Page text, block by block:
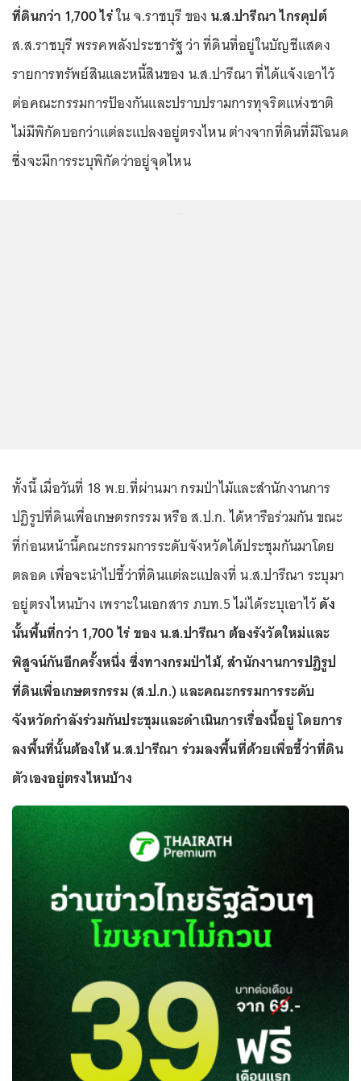
ที่ดินกว่า 1,700 ไร่ใน จ.ราชบุรี ของ น.ส.ปารีณา ไกรคุปต์
ส.ส.ราชบุรี พรรคพลังประชารัฐ ว่า ที่ดินที่อยู่ในบัญชีแสดง
รายการทรัพย์สินและหนี้สินของ น.ส.ปารีณา ที่ได้แจ้งเอาไว้
ต่อคณะกรรมการป้องกันและปราบปรามการทุจริตแห่งชาติ
ไม่มีพิกัดบอกว่าแต่ละแปลงอยู่ตรงไหน ต่างจากที่ดินที่มีโฉนด
ซึ่งจะมีการระบุพิกัดว่าอยู่จุดไหน
ทั้งนี้ เมื่อวันที่ 18 พ.ย.ที่ผ่านมา กรมป่าไม้และสำนักงานการ
ปฏิรูปที่ดินเพื่อเกษตรกรรม หรือ ส.ป.ก. ได้หารือร่วมกัน ขณะ
ที่ก่อนหน้านี้คณะกรรมการระดับจังหวัดได้ประชุมกันมาโดย
ตลอด เพื่อจะนำไปชี้ว่าที่ดินแต่ละแปลงที่ น.ส.ปารีณา ระบุมา
อยู่ตรงไหนบ้าง เพราะในเอกสาร ภบท.5 ไม่ได้ระบุเอาไว้ดัง
นั้นพื้นที่กว่า 1,700 ไร่ ของ น.ส.ปารีณา ต้องรังวัดใหม่และ
พิสูจน์กันอีกครั้งหนึ่ง ซึ่งทางกรมป่าไม้, สำนักงานการปฏิรูป
ที่ดินเพื่อเกษตรกรรม (ส.ป.ก.) และคณะกรรมการระดับ
จังหวัดกำลังร่วมกันประชุมและดำเนินการเรื่องนี้อยู่ โดยการ
ลงพื้นที่นั้นต้องให้ น.ส.ปารีณา ร่วมลงพื้นที่ด้วยเพื่อชี้ว่าที่ดิน
ตัวเองอยู่ตรงไหนบ้าง